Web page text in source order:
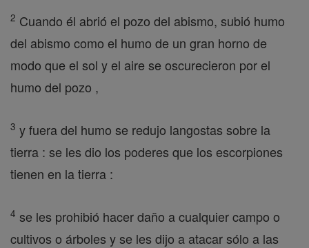
2 Cuando él abrió el pozo del abismo, subió humo
del abismo como el humo de un gran horno de
modo que el sol y el aire se oscurecieron por el
humo del pozo ,
3 y fuera del humo se redujo langostas sobre la
tierra : se les dio los poderes que los escorpiones
tienen en la tierra :
4 se les prohibió hacer daño a cualquier campo o
cultivos o árboles y se les dijo a atacar sólo a las